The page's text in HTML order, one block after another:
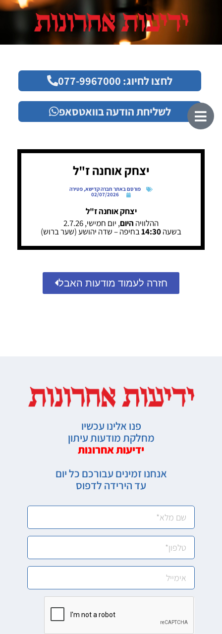
לחצו לחיוג: 077-9967000
לשליחת הודעה בוואטסאפ
יצחק אוחנה ז"ל
פורסם באתר חברה קדישא,פטירה
02/07/2026
יצחק אוחנה ז"ל
ההלוויה היום , יום חמישי, 2.7.26
בשעה14:30בחיפה – שדה יהושע (שער ברוש)
חזרה לעמוד מודעות האבל
פנו אלינו עכשיו
מחלקת מודעות עיתון
ידיעות אחרונות
אנחנו זמינים עבורכם כל יום
עד הירידה לדפוס